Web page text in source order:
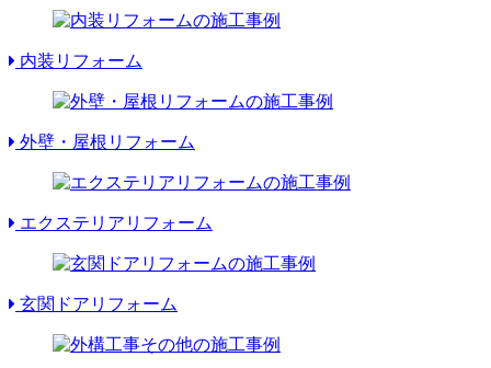
内装リフォーム
外壁・屋根リフォーム
エクステリアリフォーム
玄関ドアリフォーム